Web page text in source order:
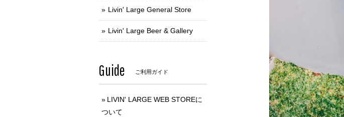
Livin' Large General Store
Livin' Large Beer & Gallery
Guide ご利用ガイド
LIVIN' LARGE WEB STOREに
ついて